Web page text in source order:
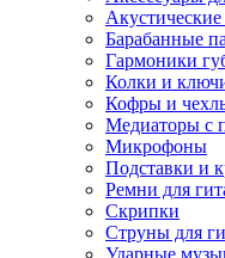
Барабанные
Гармоники
Колки и
Кофры и
Медиаторы с
Микрофоны
Подставки и
Ремни для
Скрипки
Струны для
Ударные